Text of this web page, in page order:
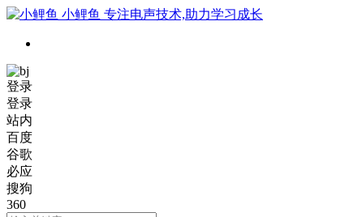
小鲤鱼 专注电声技术,助力学习成长
登录
登录
站内
百度
谷歌
必应
搜狗
360